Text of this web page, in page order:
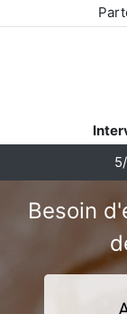
5
Besoin